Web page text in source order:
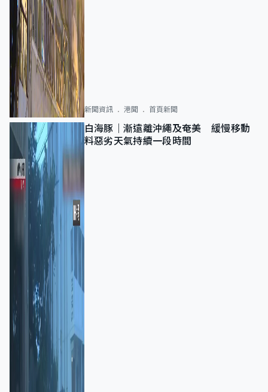
新聞資訊 港聞 首頁新聞
白海豚｜漸遠離沖繩及奄美 緩慢移動
料惡劣天氣持續一段時間